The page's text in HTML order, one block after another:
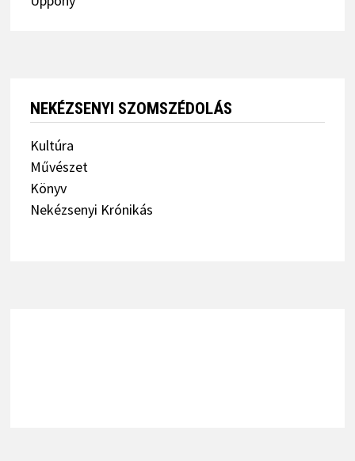
NEKÉZSENYI SZOMSZÉDOLÁS
Kultúra
Művészet
Könyv
Nekézsenyi Krónikás